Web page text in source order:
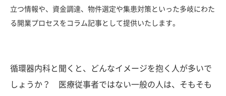
立つ情報や、資金調達、物件選定や集患対策といった多岐にわた
る開業プロセスをコラム記事として提供いたします。
循環器内科と聞くと、どんなイメージを抱く人が多いで
しょうか？ 医療従事者ではない一般の人は、そもそも